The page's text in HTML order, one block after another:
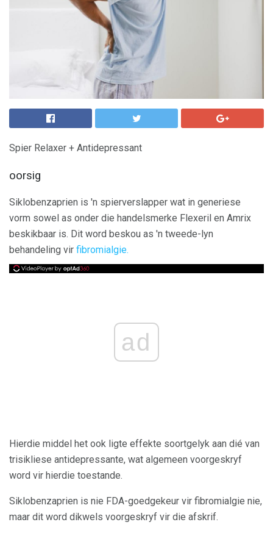
Spier Relaxer + Antidepressant
oorsig
Siklobenzaprien is 'n spierverslapper wat in generiese
vorm sowel as onder die handelsmerke Flexeril en Amrix
beskikbaar is. Dit word beskou as 'n tweede-lyn
behandeling vir fibromialgie.
ad
Hierdie middel het ook ligte effekte soortgelyk aan dié van
trisikliese antidepressante, wat algemeen voorgeskryf
word vir hierdie toestande.
Siklobenzaprien is nie FDA-goedgekeur vir fibromialgie nie,
maar dit word dikwels voorgeskryf vir die afskrif.